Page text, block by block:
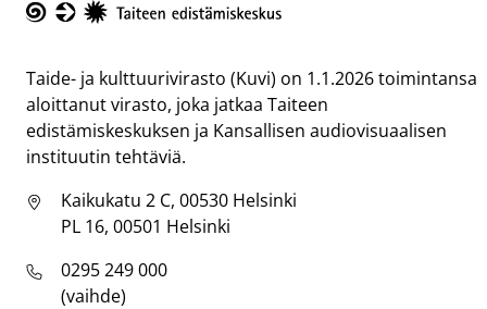
Taide- ja kulttuurivirasto (Kuvi) on 1.1.2026 toimintansa
aloittanut virasto, joka jatkaa Taiteen
edistämiskeskuksen ja Kansallisen audiovisuaalisen
instituutin tehtäviä.
Kaikukatu 2 C, 00530 Helsinki
PL 16, 00501 Helsinki
0295 249 000
(vaihde)